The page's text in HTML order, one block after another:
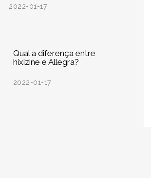
2022-01-17
Qual a diferença entre
hixizine e Allegra?
2022-01-17